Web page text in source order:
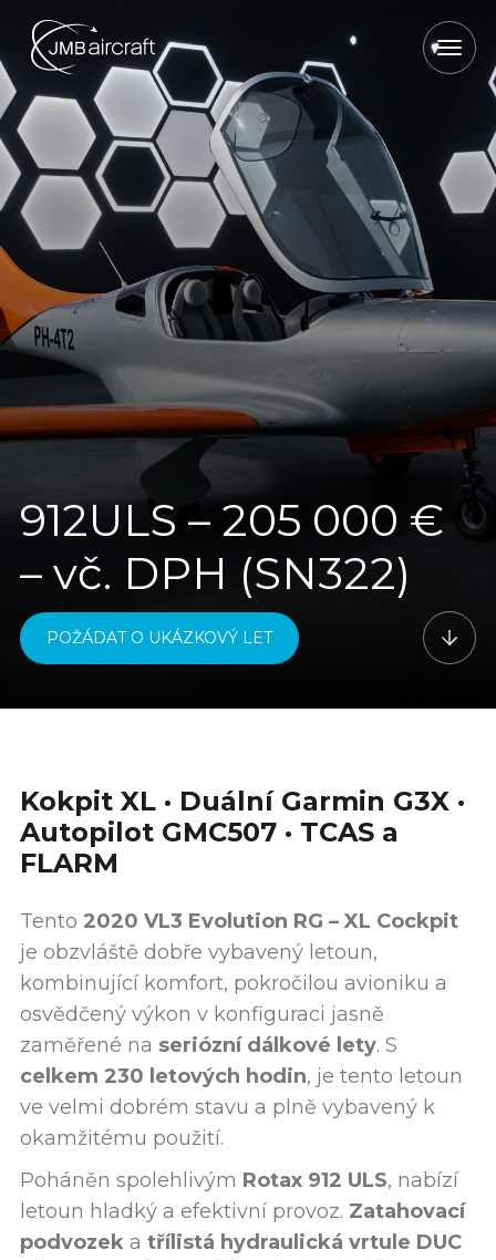
912ULS – 205 000 €
– vč. DPH (SN322)
POŽÁDAT O UKÁZKOVÝ LET
Kokpit XL · Duální Garmin G3X ·
Autopilot GMC507 · TCAS a
FLARM
Tento 2020 VL3 Evolution RG – XL Cockpit
je obzvláště dobře vybavený letoun,
kombinující komfort, pokročilou avioniku a
osvědčený výkon v konfiguraci jasně
zaměřené na seriózní dálkové lety. S
celkem 230 letových hodin, je tento letoun
ve velmi dobrém stavu a plně vybavený k
okamžitému použití.
Poháněn spolehlivým Rotax 912 ULS, nabízí
letoun hladký a efektivní provoz. Zatahovací
podvozek a třílistá hydraulická vrtule DUC